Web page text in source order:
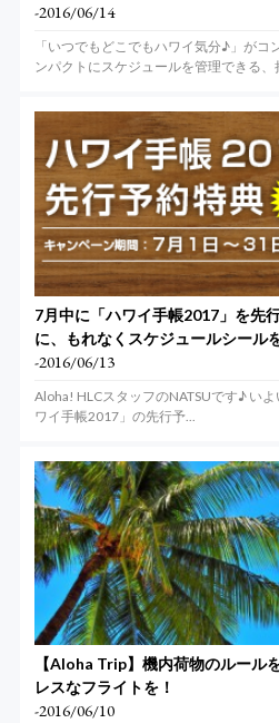
-2016/06/14
「いつでもどこでもハワイ気分♪」がコ
ンパクトにスケジュールを管理できる
7月中に「ハワイ手帳2017」を先
に、もれなくスケジュールシール
-2016/06/13
Aloha! HLCスタッフのNATSUです♪ い
ワイ手帳2017」の先行予...
【Aloha Trip】機内荷物のルール
レスなフライトを！
-2016/06/10